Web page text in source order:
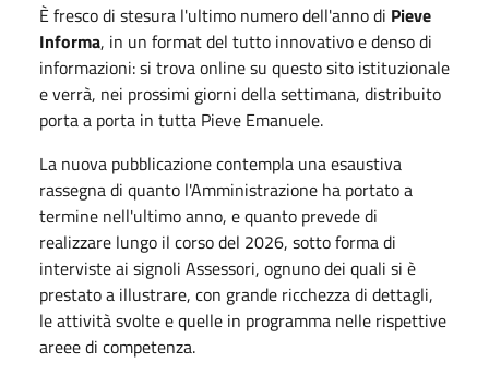
È fresco di stesura l'ultimo numero dell'anno di Pieve
Informa, in un format del tutto innovativo e denso di
informazioni: si trova online su questo sito istituzionale
e verrà, nei prossimi giorni della settimana, distribuito
porta a porta in tutta Pieve Emanuele.
La nuova pubblicazione contempla una esaustiva
rassegna di quanto l'Amministrazione ha portato a
termine nell'ultimo anno, e quanto prevede di
realizzare lungo il corso del 2026, sotto forma di
interviste ai signoli Assessori, ognuno dei quali si è
prestato a illustrare, con grande ricchezza di dettagli,
le attività svolte e quelle in programma nelle rispettive
areee di competenza.